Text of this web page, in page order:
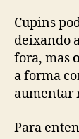
Cupins
deixando
fora, mas
a forma
aumentar
Para